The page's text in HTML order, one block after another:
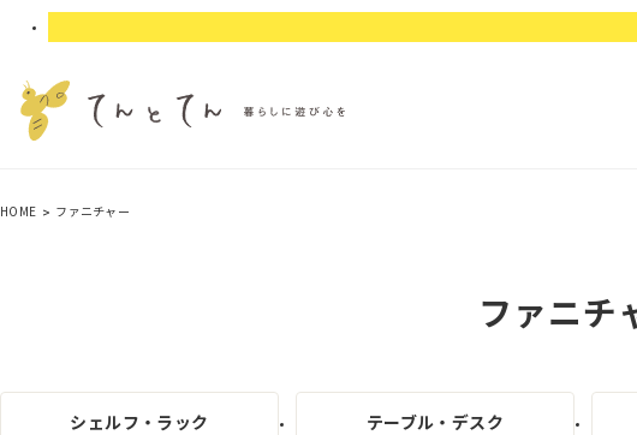
HOME ファニチャー
ファニチ
シェルフ・ラック テーブル・デスク